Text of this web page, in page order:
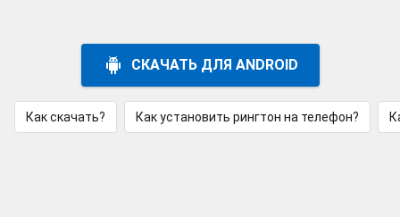
СКАЧАТЬ ДЛЯ ANDROID
Как скачать? Как установить рингтон на телефон?